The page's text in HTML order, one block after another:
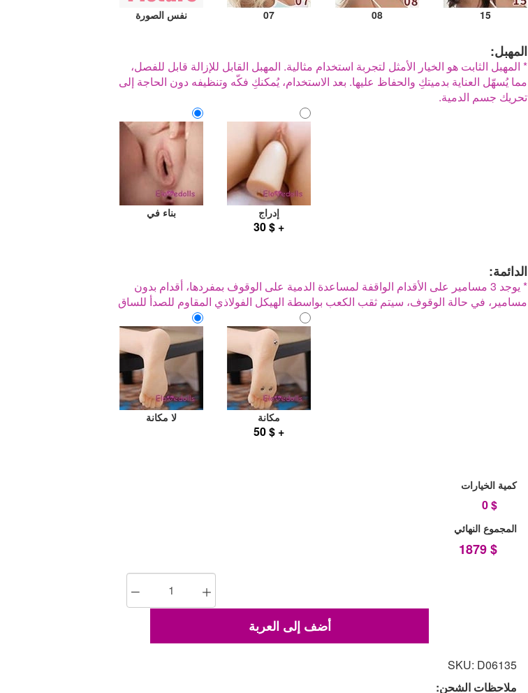
نفس الصورة 07 08 15
المهبل:
* المهبل الثابت هو الخيار الأمثل لتجربة استخدام مثالية. المهبل القابل للإزالة قابل للفصل،
مما يُسهّل العناية بدميتكِ والحفاظ عليها. بعد الاستخدام، يُمكنكِ فكّه وتنظيفه دون الحاجة إلى
تحريك جسم الدمية.
بناء في إدراج
+ $ 30
الدائمة:
* يوجد 3 مسامير على الأقدام الواقفة لمساعدة الدمية على الوقوف بمفردها، أقدام بدون
مسامير، في حالة الوقوف، سيتم ثقب الكعب بواسطة الهيكل الفولاذي المقاوم للصدأ للساق
لا مكانة مكانة
+ $ 50
كمية الخيارات
$
0
المجموع النهائي
$
1879
أضف إلى العربة
SKU: D06135
ملاحظات الشحن: